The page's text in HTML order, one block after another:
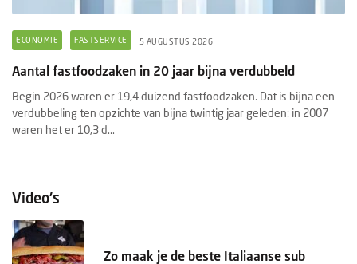
ECONOMIE FASTSERVICE 5 AUGUSTUS 2026
Aantal fastfoodzaken in 20 jaar bijna verdubbeld
Begin 2026 waren er 19,4 duizend fastfoodzaken. Dat is bijna een
verdubbeling ten opzichte van bijna twintig jaar geleden: in 2007
waren het er 10,3 d...
Video's
Zo maak je de beste Italiaanse sub